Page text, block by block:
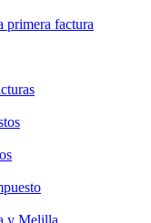
primera factura
y Melilla